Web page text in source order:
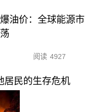
油价：全球能源市
阅读 4927
居民的生存危机